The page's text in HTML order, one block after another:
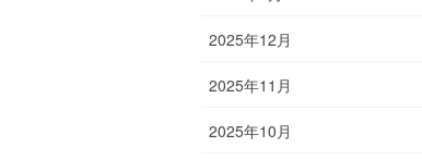
2025年12月
2025年11月
2025年10月